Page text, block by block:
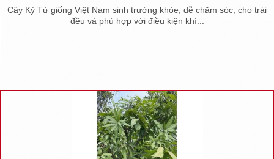
Cây Kỷ Tử giống Việt Nam sinh trưởng khỏe, dễ chăm sóc, cho trái
đều và phù hợp với điều kiện khí...